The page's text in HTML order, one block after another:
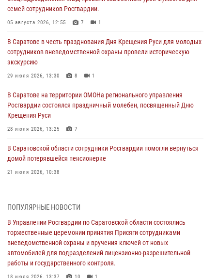
семей сотрудников Росгвардии.
05 августа 2026, 12:55 7 1
В Саратове в честь празднования Дня Крещения Руси для молодых
сотрудников вневедомственной охраны провели историческую
экскурсию
29 июля 2026, 13:30 8 1
В Саратове на территории ОМОНа регионального управления
Росгвардии состоялся праздничный молебен, посвященный Дню
Крещения Руси
28 июля 2026, 13:25 7
В Саратовской области сотрудники Росгвардии помогли вернуться
домой потерявшейся пенсионерке
21 июля 2026, 10:38
вневедомственной охраны и вручения ключей от новых
автомобилей для подразделений лицензионно-разрешительной
работы и государственного контроля.
18 июля 2026, 13:37 10 1
В Саратовской области самые лучшие каникулы проходят с
Росгвардией
ПОПУЛЯРНЫЕ НОВОСТИ
В Управлении Росгвардии по Саратовской области состоялись
торжественные церемонии принятия Присяги сотрудниками
вневедомственной охраны и вручения ключей от новых
автомобилей для подразделений лицензионно-разрешительной
работы и государственного контроля.